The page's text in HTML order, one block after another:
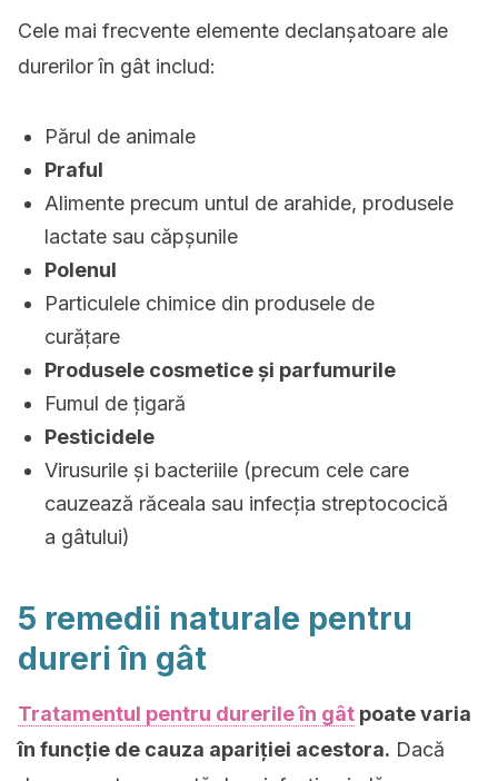
Cele mai frecvente elemente declanșatoare ale
durerilor în gât includ:
Părul de animale
Praful
Alimente precum untul de arahide, produsele
lactate sau căpșunile
Polenul
Particulele chimice din produsele de
curățare
Produsele cosmetice și parfumurile
Fumul de țigară
Pesticidele
Virusurile și bacteriile (precum cele care
cauzează răceala sau infecția streptococică
a gâtului)
5 remedii naturale pentru
dureri în gât
Tratamentul pentru durerile în gât poate varia
în funcție de cauza apariției acestora. Dacă